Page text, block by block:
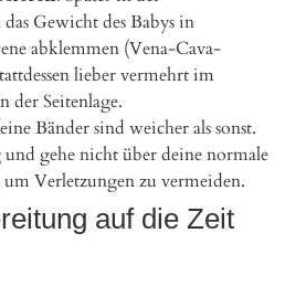
Gewicht des Babys in
abklemmen (Vena-Cava-
lieber vermehrt im
der Seitenlage.
Bänder sind weicher als sonst.
gehe nicht über deine normale
Verletzungen zu vermeiden.
auf die Zeit